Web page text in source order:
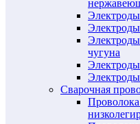
чугуна
Сварочная